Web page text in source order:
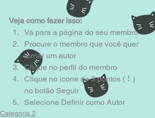
Veja como fazer isso:
Vá para a página do seu membro
Procure o membro que você quer
tornar um autor
Clique no perfil do membro
Clique no ícone de 3 pontos ( ⠇)
no botão Seguir
Selecione Definir como Autor
Categoria 2